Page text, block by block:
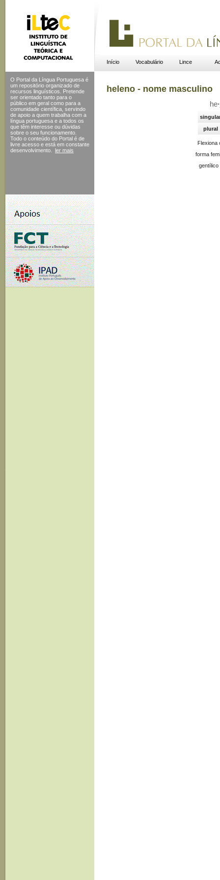
Início Vocabulário Lince
O Portal da Língua Portuguesa é
um repositório organizado de
recursos linguísticos. Pretende
ser orientado tanto para o
público em geral como para a
comunidade científica, servindo
de apoio a quem trabalha com a
língua portuguesa e a todos os
que têm interesse ou dúvidas
sobre o seu funcionamento.
Todo o conteúdo do Portal é de
livre acesso e está em constante
desenvolvimento.
ler mais
heleno - nome masculino
he·
plural
Flexiona
forma